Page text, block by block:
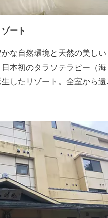
ート
な自然環境と天然の美しい
本初のタラソテラピー（海
したリゾート。全室から遠
めることができ、リラック
水を引き込み、24時間以内
タラソテラピーや、季節の
チと日本料理が堪能できま